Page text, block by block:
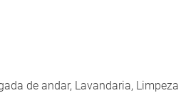
de andar, Lavandaria, Limpeza